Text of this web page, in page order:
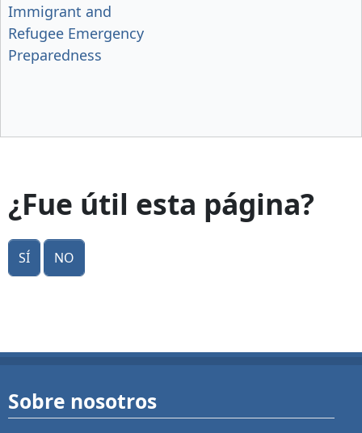
Immigrant and
Refugee Emergency
Preparedness
¿Fue útil esta página?
Sí No
Sobre nosotros